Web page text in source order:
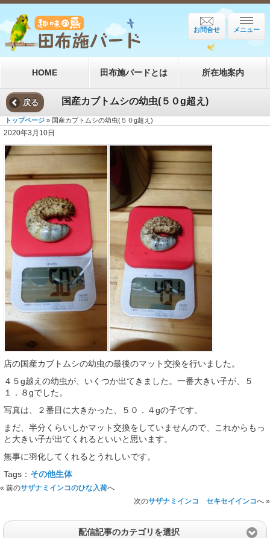
メニュー
お問合せ
HOME 田布施バードとは 所在地案内
戻る 国産カブトムシの幼虫(５０g超え)
トップページ » 国産カブトムシの幼虫(５０g超え)
2020年3月10日
店の国産カブトムシの幼虫の最後のマット交換を行いました。
４５g越えの幼虫が、いくつか出てきました。一番大きい子が、５
１．８gでした。
写真は、２番目に大きかった、５０．４gの子です。
まだ、半分くらいしかマット交換をしていませんので、これからもっ
と大きい子が出てくれるといいと思います。
無事に羽化してくれるとうれしいです。
Tags： その他生体
« 前のサザナミインコのひな入荷へ
次のサザナミインコ セキセイインコへ »
配信記事のカテゴリを選択